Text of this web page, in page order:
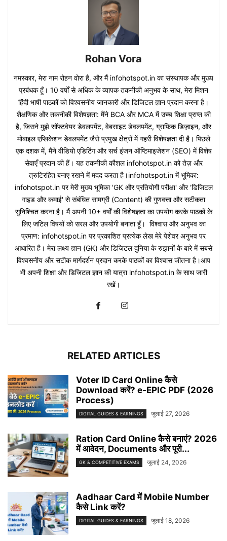
Rohan Vora
नमस्कार, मेरा नाम रोहन वोरा है, और मैं infohotspot.in का संस्थापक और मुख्य
प्रबंधक हूँ। 10 वर्षों से अधिक के व्यापक तकनीकी अनुभव के साथ, मेरा मिशन
हिंदी भाषी पाठकों को विश्वसनीय जानकारी और डिजिटल ज्ञान प्रदान करना है।
शैक्षणिक और तकनीकी विशेषज्ञता: मैंने BCA और MCA में उच्च शिक्षा प्राप्त की
है, जिसने मुझे सॉफ्टवेयर डेवलपमेंट, वेबसाइट डेवलपमेंट, ग्राफ़िक डिज़ाइन, और
मोबाइल एप्लिकेशन डेवलपमेंट जैसे प्रमुख क्षेत्रों में गहरी विशेषज्ञता दी है। पिछले
एक दशक में, मैंने वीडियो एडिटिंग और सर्च इंजन ऑप्टिमाइजेशन (SEO) में विशेष
सेवाएँ प्रदान की हैं। यह तकनीकी कौशल infohotspot.in को तेज़ और
त्रुटिरहित बनाए रखने में मदद करता है।infohotspot.in में भूमिका:
infohotspot.in पर मेरी मुख्य भूमिका 'GK और प्रतियोगी परीक्षा' और 'डिजिटल
गाइड और कमाई' से संबंधित सामग्री (Content) की गुणवत्ता और सटीकता
सुनिश्चित करना है। मैं अपनी 10+ वर्षों की विशेषज्ञता का उपयोग करके पाठकों के
लिए जटिल विषयों को सरल और उपयोगी बनाता हूँ। विश्वास और अनुभव का
प्रमाण: infohotspot.in पर प्रकाशित प्रत्येक लेख मेरे पेशेवर अनुभव पर
आधारित है। मेरा लक्ष्य ज्ञान (GK) और डिजिटल दुनिया के रुझानों के बारे में सबसे
विश्वसनीय और सटीक मार्गदर्शन प्रदान करके पाठकों का विश्वास जीतना है।आप
भी अपनी शिक्षा और डिजिटल ज्ञान की यात्रा infohotspot.in के साथ जारी
रखें।
RELATED ARTICLES
Voter ID Card Online कैसे
Download करें? e-EPIC PDF (2026
Process)
DIGITAL GUIDES & EARNINGS जुलाई 27, 2026
Ration Card Online कैसे बनाएं? 2026
में आवेदन, Documents और पूरी...
GK & COMPETITIVE EXAMS जुलाई 24, 2026
Aadhaar Card में Mobile Number
कैसे Link करें?
DIGITAL GUIDES & EARNINGS जुलाई 18, 2026